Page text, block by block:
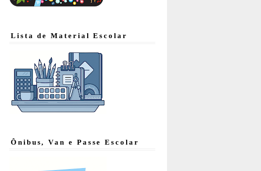
Lista de Material Escolar
Ônibus, Van e Passe Escolar